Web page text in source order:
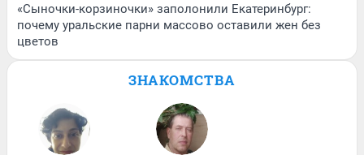
«Сыночки-корзиночки» заполонили Екатеринбург:
почему уральские парни массово оставили жен без
цветов
ЗНАКОМСТВА